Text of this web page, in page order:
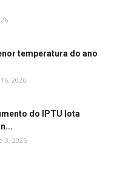
temperatura do ano
2026
do IPTU lota
3, 2026